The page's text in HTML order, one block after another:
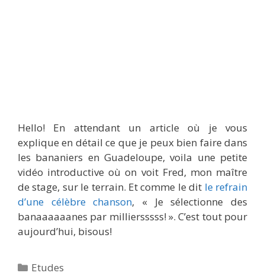
Hello! En attendant un article où je vous
explique en détail ce que je peux bien faire dans
les bananiers en Guadeloupe, voila une petite
vidéo introductive où on voit Fred, mon maître
de stage, sur le terrain. Et comme le dit le refrain
d’une célèbre chanson, « Je sélectionne des
banaaaaaanes par milliersssss! ». C’est tout pour
aujourd’hui, bisous!
Catégories
Etudes